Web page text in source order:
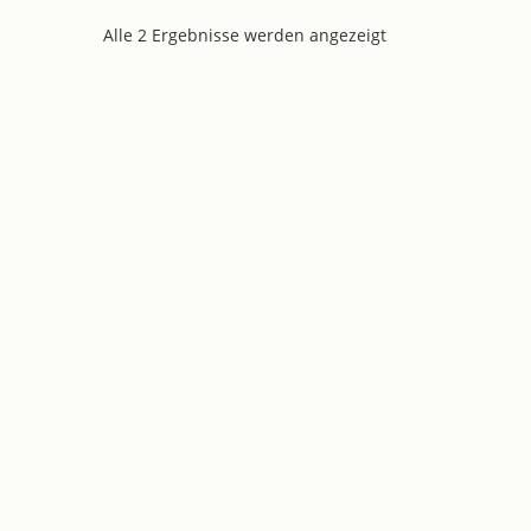
Alle 2 Ergebnisse werden angezeigt